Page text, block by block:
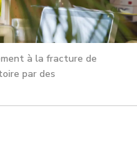
à la fracture de
par des